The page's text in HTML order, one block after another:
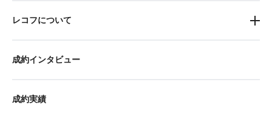
レコフについて
成約インタビュー
成約実績